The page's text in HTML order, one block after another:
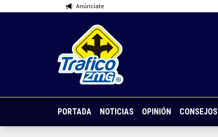
Anúnciate
PORTADA NOTICIAS OPINIÓN CONSEJOS